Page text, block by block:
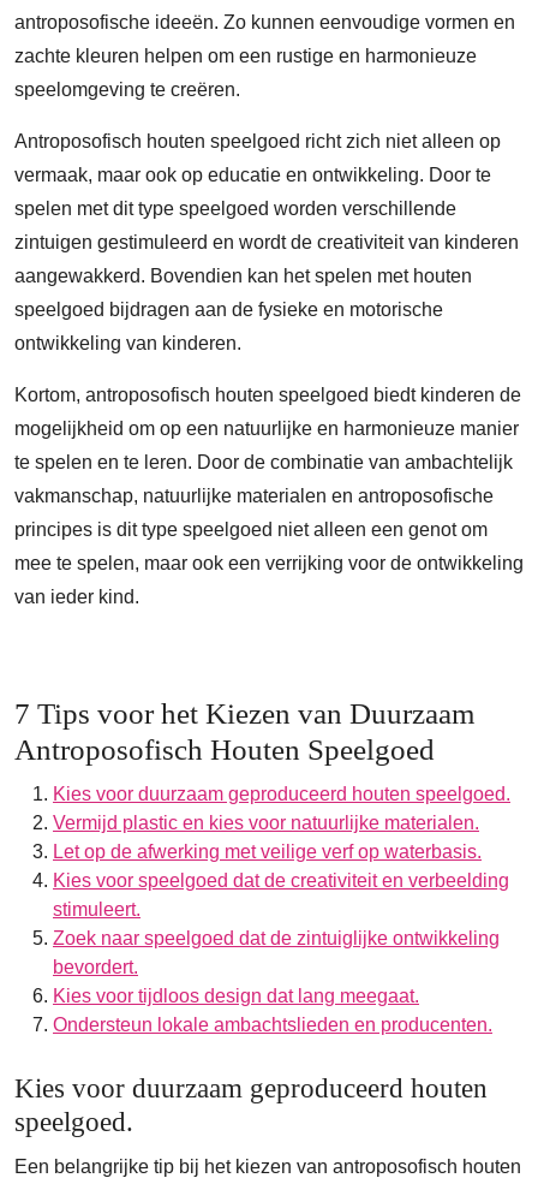
antroposofische ideeën. Zo kunnen eenvoudige vormen en
zachte kleuren helpen om een rustige en harmonieuze
speelomgeving te creëren.
Antroposofisch houten speelgoed richt zich niet alleen op
vermaak, maar ook op educatie en ontwikkeling. Door te
spelen met dit type speelgoed worden verschillende
zintuigen gestimuleerd en wordt de creativiteit van kinderen
aangewakkerd. Bovendien kan het spelen met houten
speelgoed bijdragen aan de fysieke en motorische
ontwikkeling van kinderen.
Kortom, antroposofisch houten speelgoed biedt kinderen de
mogelijkheid om op een natuurlijke en harmonieuze manier
te spelen en te leren. Door de combinatie van ambachtelijk
vakmanschap, natuurlijke materialen en antroposofische
principes is dit type speelgoed niet alleen een genot om
mee te spelen, maar ook een verrijking voor de ontwikkeling
van ieder kind.
7 Tips voor het Kiezen van Duurzaam
Antroposofisch Houten Speelgoed
Kies voor duurzaam geproduceerd houten speelgoed.
Vermijd plastic en kies voor natuurlijke materialen.
Let op de afwerking met veilige verf op waterbasis.
Kies voor speelgoed dat de creativiteit en verbeelding
stimuleert.
Zoek naar speelgoed dat de zintuiglijke ontwikkeling
bevordert.
Kies voor tijdloos design dat lang meegaat.
Ondersteun lokale ambachtslieden en producenten.
Kies voor duurzaam geproduceerd houten
speelgoed.
Een belangrijke tip bij het kiezen van antroposofisch houten